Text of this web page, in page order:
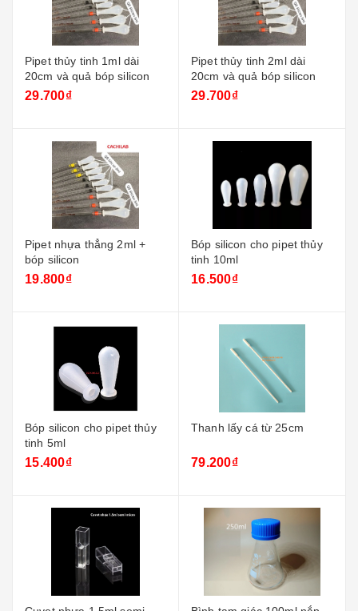
Pipet thủy tinh 1ml dài
20cm và quả bóp silicon
29.700₫
Pipet thủy tinh 2ml dài
20cm và quả bóp silicon
29.700₫
Pipet nhựa thẳng 2ml +
bóp silicon
19.800₫
Bóp silicon cho pipet thủy
tinh 10ml
16.500₫
Bóp silicon cho pipet thủy
tinh 5ml
15.400₫
Thanh lấy cá từ 25cm
79.200₫